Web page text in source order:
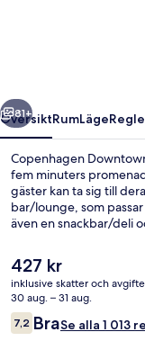
Nästa
81+
ÖversiktRumLäge
Copenhagen
fem minuters
gäster kan ta sig till
bar/lounge, som
även en snackbar/deli
närheten. Till Gammel
Rådhuspladsen station
Det
nuvarande
priset
är
427 kr
427 kr
inklusive skatter och
30 aug. – 31 aug.
Recensioner
7,27,2 av 10,
BraSe alla 1 013